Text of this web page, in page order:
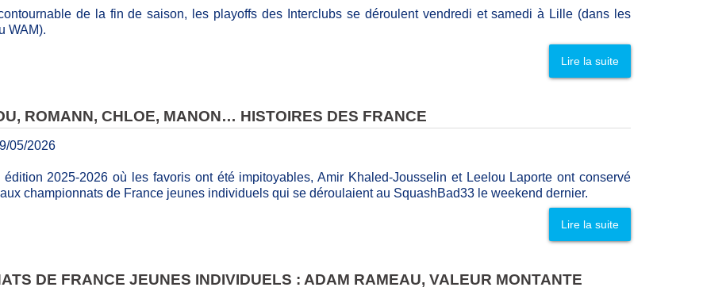
de la fin de saison, les playoffs des Interclubs se déroulent vendredi et samedi à Lille (dans les
WAM).
Lire la suite
ROMANN, CHLOE, MANON… HISTOIRES DES FRANCE
05/2026
édition 2025-2026 où les favoris ont été impitoyables, Amir Khaled-Jousselin et Leelou Laporte ont conservé
championnats de France jeunes individuels qui se déroulaient au SquashBad33 le weekend dernier.
Lire la suite
DE FRANCE JEUNES INDIVIDUELS : ADAM RAMEAU, VALEUR MONTANTE